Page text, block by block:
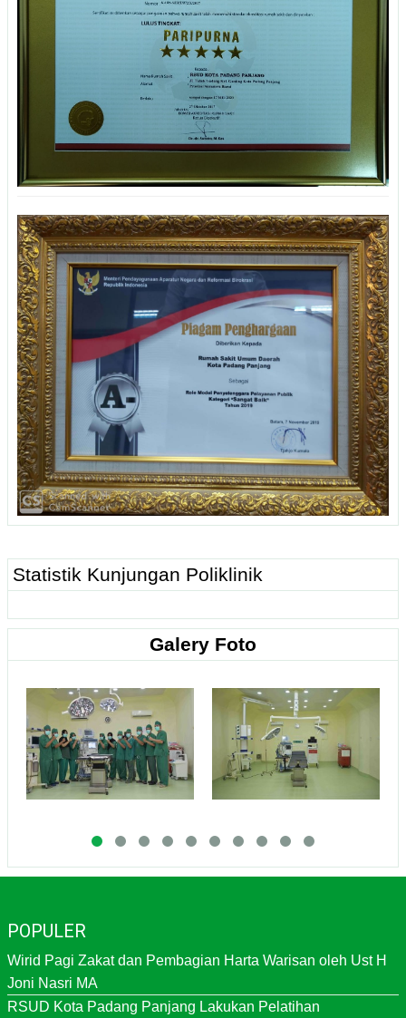
Statistik Kunjungan Poliklinik
Galery Foto
POPULER
Wirid Pagi Zakat dan Pembagian Harta Warisan oleh Ust H
Joni Nasri MA
RSUD Kota Padang Panjang Lakukan Pelatihan